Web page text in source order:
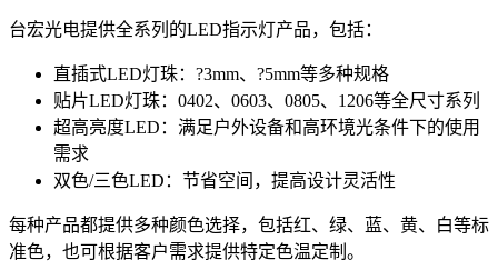
台宏光电提供全系列的LED指示灯产品，包括：
直插式LED灯珠：?3mm、?5mm等多种规格
贴片LED灯珠：0402、0603、0805、1206等全尺寸系列
超高亮度LED：满足户外设备和高环境光条件下的使用
需求
双色/三色LED：节省空间，提高设计灵活性
每种产品都提供多种颜色选择，包括红、绿、蓝、黄、白等标
准色，也可根据客户需求提供特定色温定制。